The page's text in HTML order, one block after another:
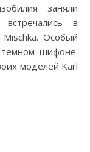
заняли
в
Особый
шифоне.
моделей Karl